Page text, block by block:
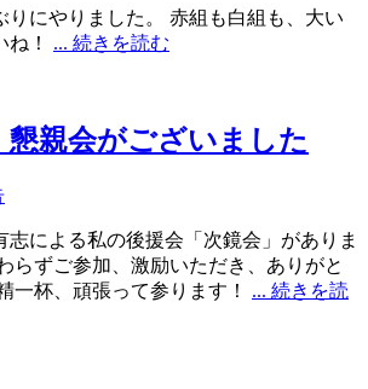
りにやりました。 赤組も白組も、大い
ね！ ... 続きを読む
親会がございました
志による私の後援会「次鏡会」がありま
らずご参加、激励いただき、ありがと
一杯、頑張って参ります！ ... 続きを読